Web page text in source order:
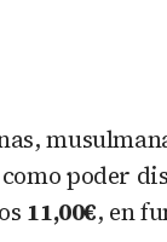
poder
11,00€, en